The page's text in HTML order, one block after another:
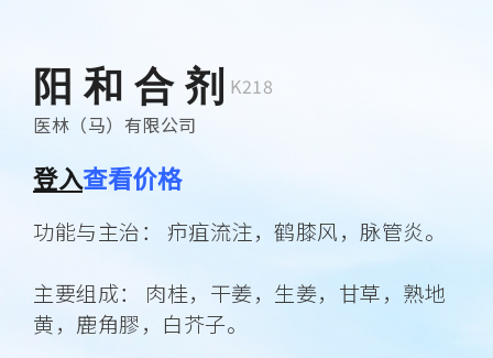
阳 和 合 剂 K218
医林（马）有限公司
登入查看价格
功能与主治： 疖疽流注，鹤膝风，脉管炎。
主要组成： 肉桂，干姜，生姜，甘草，熟地
黄，鹿角膠，白芥子。